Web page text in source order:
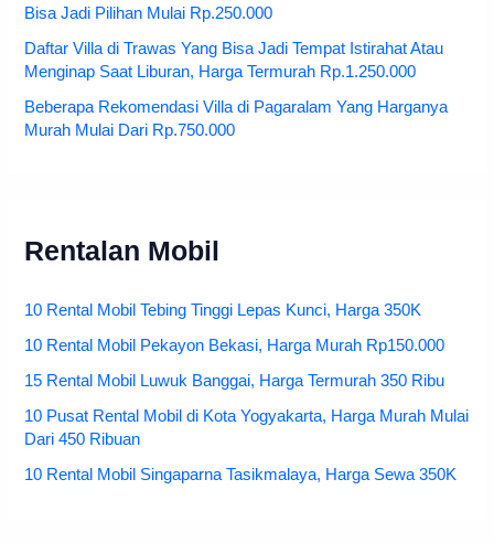
Bisa Jadi Pilihan Mulai Rp.250.000
Daftar Villa di Trawas Yang Bisa Jadi Tempat Istirahat Atau
Menginap Saat Liburan, Harga Termurah Rp.1.250.000
Beberapa Rekomendasi Villa di Pagaralam Yang Harganya
Murah Mulai Dari Rp.750.000
Rentalan Mobil
10 Rental Mobil Tebing Tinggi Lepas Kunci, Harga 350K
10 Rental Mobil Pekayon Bekasi, Harga Murah Rp150.000
15 Rental Mobil Luwuk Banggai, Harga Termurah 350 Ribu
10 Pusat Rental Mobil di Kota Yogyakarta, Harga Murah Mulai
Dari 450 Ribuan
10 Rental Mobil Singaparna Tasikmalaya, Harga Sewa 350K